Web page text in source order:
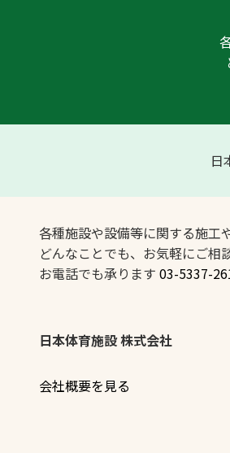
日
各種施設や設備等に関する施工
どんなことでも、お気軽にご相
お電話でも承ります 03-5337-
日本体育施設 株式会社
会社概要を見る